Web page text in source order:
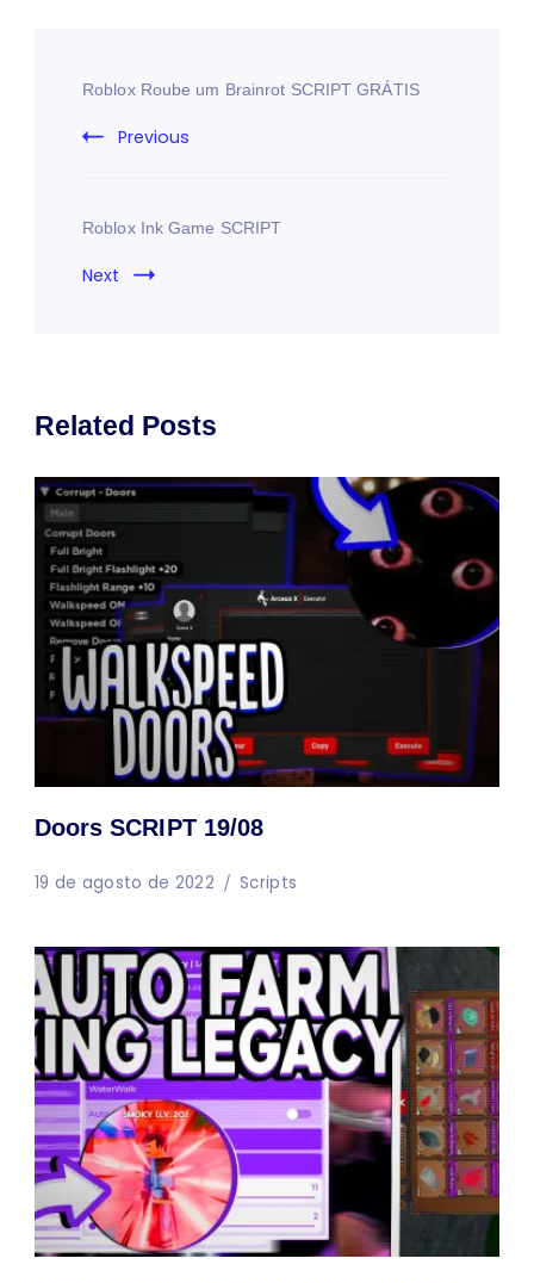
Roblox Roube um Brainrot SCRIPT GRÁTIS
Previous
Roblox Ink Game SCRIPT
Next
Related Posts
Doors SCRIPT 19/08
19 de agosto de 2022 Scripts